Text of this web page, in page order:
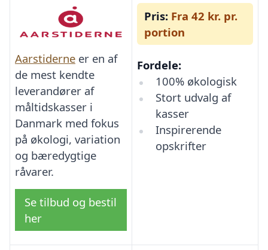
Aarstiderne er en af
de mest kendte
leverandører af
måltidskasser i
Danmark med fokus
på økologi, variation
og bæredygtige
råvarer.
Se tilbud og bestil
her
Pris: Fra 42 kr. pr.
portion
Fordele:
100% økologisk
Stort udvalg af
kasser
Inspirerende
opskrifter